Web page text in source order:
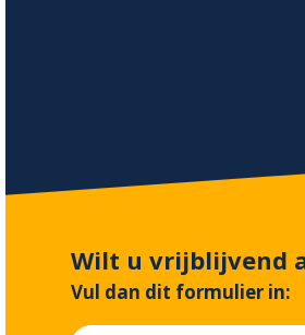
Wilt u vrijblijvend
Vul dan dit formulier in: